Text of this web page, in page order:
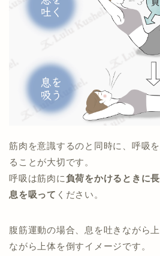
筋肉を意識するのと同時に、呼吸
ることが大切です。
呼吸は筋肉に負荷をかけるときに
息を吸って ください。
腹筋運動の場合、息を吐きながら
ながら上体を倒すイメージです。